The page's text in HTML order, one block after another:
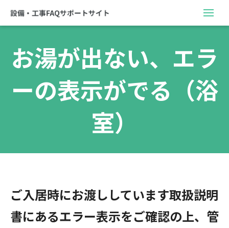
お湯が出ない、エラ
ーの表示がでる（浴
室）
ご入居時にお渡ししています取扱説明
書にあるエラー表示をご確認の上、管